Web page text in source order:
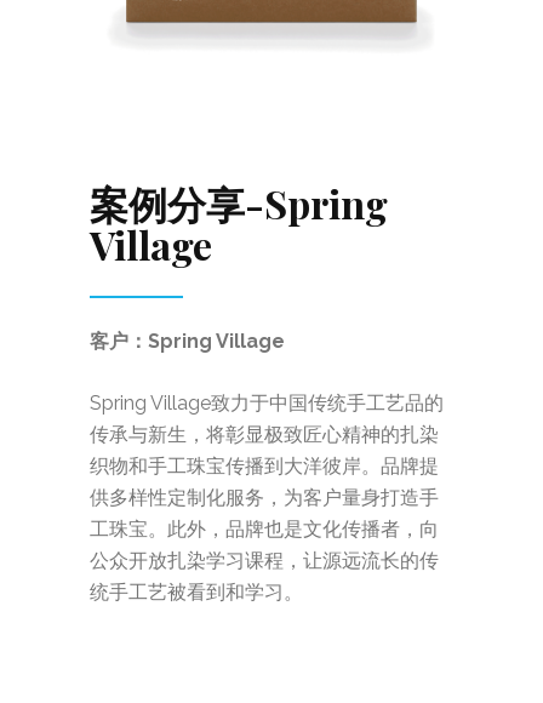
案例分享-Spring
Village
客户：Spring Village
Spring Village致力于中国传统手工艺品的
传承与新生，将彰显极致匠心精神的扎染
织物和手工珠宝传播到大洋彼岸。品牌提
供多样性定制化服务，为客户量身打造手
工珠宝。此外，品牌也是文化传播者，向
公众开放扎染学习课程，让源远流长的传
统手工艺被看到和学习。